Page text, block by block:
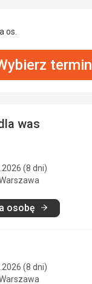
os.
termin
was
(8 dni)
osobę
(8 dni)